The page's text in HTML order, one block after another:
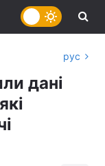
рус
дані